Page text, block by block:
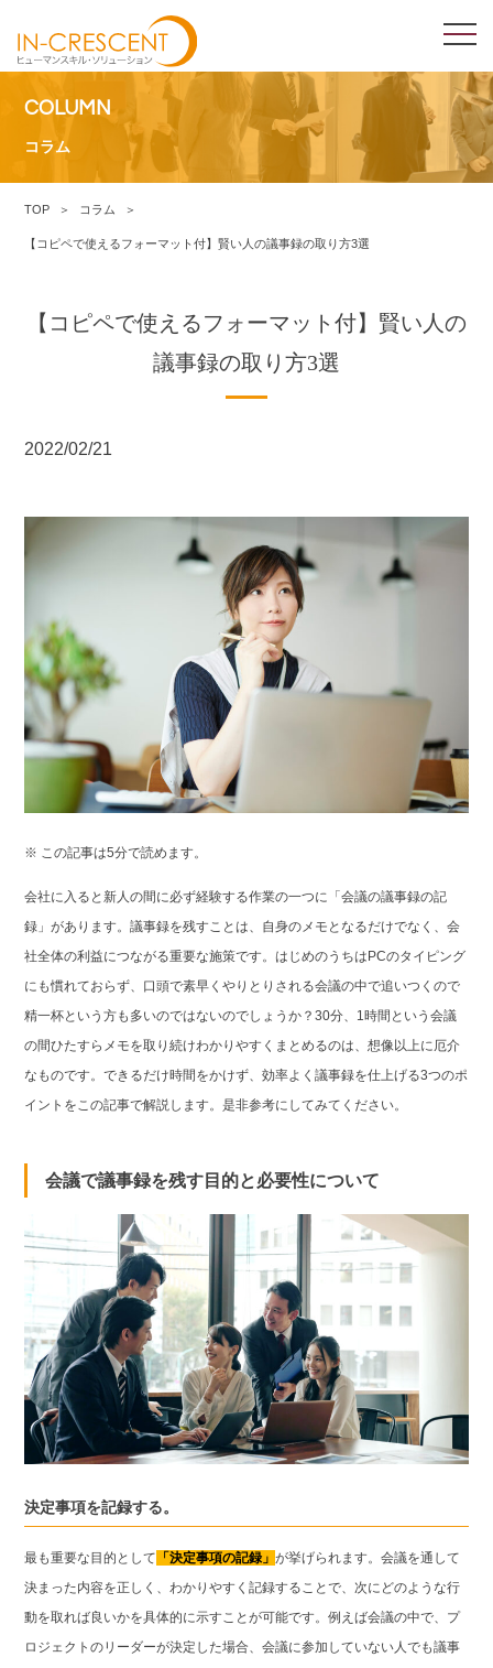
COLUMN
コラム
TOP コラム
【コピペで使えるフォーマット付】賢い人の議事録の取り方3選
【コピペで使えるフォーマット付】賢い人の
議事録の取り方3選
2022/02/21
※ この記事は5分で読めます。
会社に入ると新人の間に必ず経験する作業の一つに「会議の議事録の記
録」があります。議事録を残すことは、自身のメモとなるだけでなく、会
社全体の利益につながる重要な施策です。はじめのうちはPCのタイピング
にも慣れておらず、口頭で素早くやりとりされる会議の中で追いつくので
精一杯という方も多いのではないのでしょうか？30分、1時間という会議
の間ひたすらメモを取り続けわかりやすくまとめるのは、想像以上に厄介
なものです。できるだけ時間をかけず、効率よく議事録を仕上げる3つのポ
イントをこの記事で解説します。是非参考にしてみてください。
会議で議事録を残す目的と必要性について
決定事項を記録する。
最も重要な目的として 「決定事項の記録」が挙げられます。会議を通して
決まった内容を正しく、わかりやすく記録することで、次にどのような行
動を取れば良いかを具体的に示すことが可能です。例えば会議の中で、プ
ロジェクトのリーダーが決定した場合、会議に参加していない人でも議事